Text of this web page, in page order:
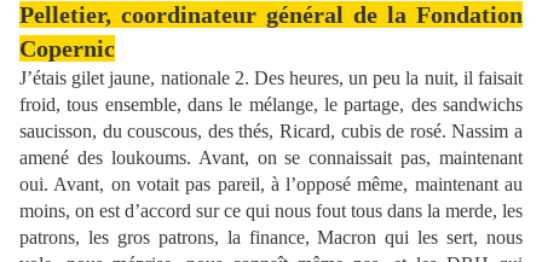
Pelletier, coordinateur général de la Fondation
Copernic
J’étais gilet jaune, nationale 2. Des heures, un peu la nuit, il faisait
froid, tous ensemble, dans le mélange, le partage, des sandwichs
saucisson, du couscous, des thés, Ricard, cubis de rosé. Nassim a
amené des loukoums. Avant, on se connaissait pas, maintenant
oui. Avant, on votait pas pareil, à l’opposé même, maintenant au
moins, on est d’accord sur ce qui nous fout tous dans la merde, les
patrons, les gros patrons, la finance, Macron qui les sert, nous